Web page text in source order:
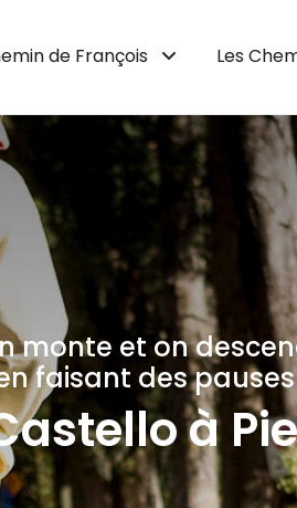
de François Les
monte et on
faisant des
à